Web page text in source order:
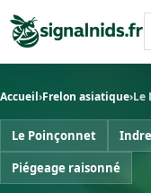
Accueil›Frelon asiatique›Le
Le Poinçonnet Indre
Piégeage raisonné